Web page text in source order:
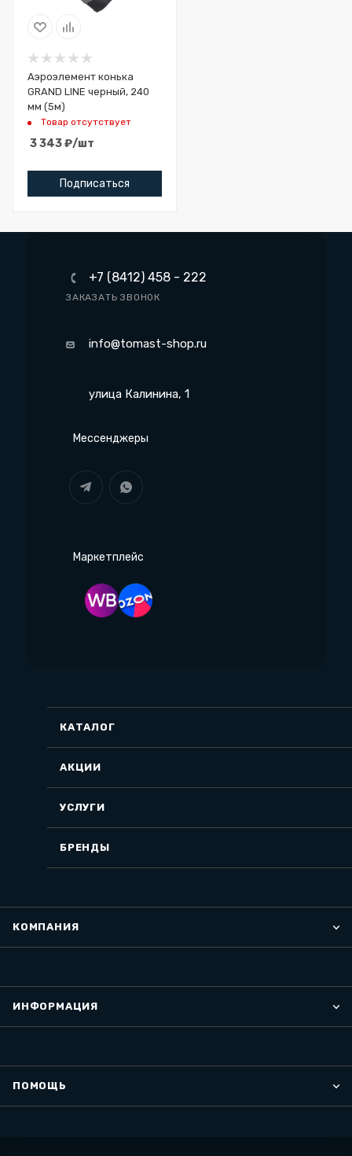
Аэроэлемент конька
GRAND LINE черный, 240
мм (5м)
Товар отсутствует
3 343₽/шт
Подписаться
+7 (8412) 458 - 222
ЗАКАЗАТЬ ЗВОНОК
info@tomast-shop.ru
улица Калинина, 1
Мессенджеры
Маркетплейс
КАТАЛОГ
АКЦИИ
УСЛУГИ
БРЕНДЫ
КОМПАНИЯ
ИНФОРМАЦИЯ
ПОМОЩЬ